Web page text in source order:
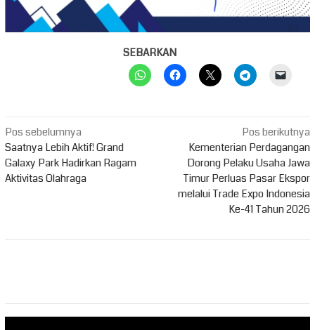
SEBARKAN
Navigasi
pos
Pos sebelumnya
Saatnya Lebih Aktif! Grand
Galaxy Park Hadirkan Ragam
Aktivitas Olahraga
Pos berikutnya
Kementerian Perdagangan
Dorong Pelaku Usaha Jawa
Timur Perluas Pasar Ekspor
melalui Trade Expo Indonesia
Ke-41 Tahun 2026